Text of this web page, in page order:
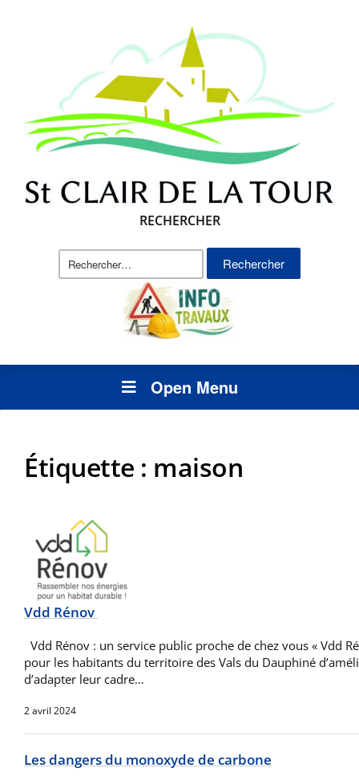
RECHERCHER
Rechercher :
Open Menu
Étiquette : maison
Vdd Rénov
Vdd Rénov : un service public proche de chez vous « Vdd
pour les habitants du territoire des Vals du Dauphiné
d’adapter leur cadre…
2 avril 2024
Les dangers du monoxyde de carbone